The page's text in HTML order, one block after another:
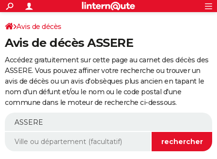
ACTUALITÉS
Politique
Société
Faits Divers
Education
Monde
Villes
+
SPORT
Coupe du monde 2026
Football
Tennis
Cyclisme
Rugby
Forum
Programme TV
TNT
Streaming
Cinéma
Sorties cinéma
Musique
+
FINANCE
Retraite
Epargne
Immobilier
Risques naturels par ville
Banque
Assurance
AUTO
Essais
Réserver un essai
Citadines
Berlines
SUV
Forum auto
+
Mobiles
Meilleur smartphone
Internet
Ordinateurs
Jeux vidéo
Guide high-tech
Aménagement intérieur
Avis de décès
Avis de décès ASSERE
Accédez gratuitement sur cette page au carnet des décès des
ASSERE. Vous pouvez affiner votre recherche ou trouver un
avis de décès ou un avis d'obsèques plus ancien en tapant le
nom d'un défunt et/ou le nom ou le code postal d'une
commune dans le moteur de recherche ci-dessous.